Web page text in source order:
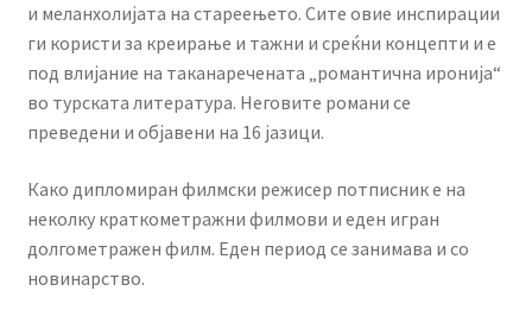
и меланхолијата на стареењето. Сите овие инспирации
ги користи за креирање и тажни и среќни концепти и е
под влијание на таканаречената „романтична иронија“
во турската литература. Неговите романи се
преведени и објавени на 16 јазици.
Како дипломиран филмски режисер потписник е на
неколку краткометражни филмови и еден игран
долгометражен филм. Еден период се занимава и со
новинарство.